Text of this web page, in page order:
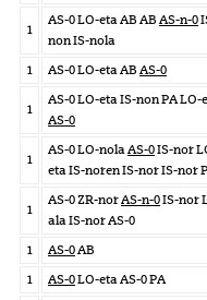
1
AS-0 LO-eta AB AB AS-n-0
non IS-nola
1
AS-0 LO-eta AB AS-0
1
AS-0 LO-eta IS-non PA LO-
AS-0
1
AS-0 LO-nolaAS-0IS-nor
eta IS-noren IS-nor IS-nor
1
AS-0 ZR-norAS-n-0IS-nor
ala IS-nor AS-0
1
AS-0AB
1
AS-0LO-eta AS-0 PA